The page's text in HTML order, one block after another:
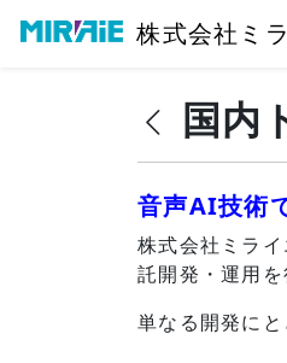
株式会社ミ
国内
音声AI技術
株式会社ミラ
託開発・運用を
単なる開発に